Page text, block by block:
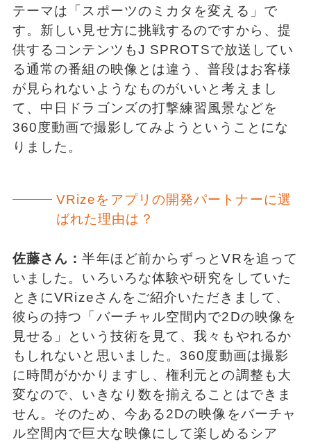
テーマは「スポーツのミカタを変える」で
す。新しい見せ方に挑戦するのですから、提
供するコンテンツもJ SPROTSで放送してい
る通常の番組の映像とは違う、普段はお客様
が見られないようなものがいいと考えまし
て、中日ドラゴンズの打撃練習風景などを
360度動画で撮影してみようということにな
りました。
VRizeをアプリの開発パートナーに選
ばれた理由は？
佐藤さん：半年ほど前からずっとVRを追って
いました。いろいろな体験や研究をしていた
ときにVRizeさんをご紹介いただきまして、
彼らの持つ「バーチャル空間内で2Dの映像を
見せる」という技術を見て、我々もやれるか
もしれないと思いました。360度動画は撮影
に時間がかかりますし、権利元との調整も大
変なので、いきなり数を揃えることはできま
せん。そのため、今ある2Dの映像をバーチャ
ル空間内で巨大な映像にして楽しめるシア